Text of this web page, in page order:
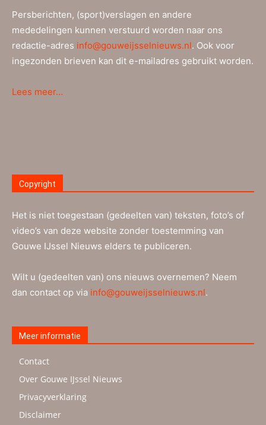
Persberichten, (sport)verslagen en andere
mededelingen kunnen verstuurd worden naar ons
redactie-adres info@gouweijsselnieuws.nl. Ook voor
ingezonden brieven kan dit e-mailadres gebruikt worden.
Lees meer…
Copyright
Het is niet toegestaan (gedeelten van) teksten, foto’s of
video’s van deze website zonder toestemming van
Gouwe IJssel Nieuws elders te publiceren.
Wilt u (gedeelten van) ons nieuws overnemen? Neem
dan contact op via info@gouweijsselnieuws.nl.
Meer informatie
Contact
Over Gouwe IJssel Nieuws
Privacyverklaring
Disclaimer